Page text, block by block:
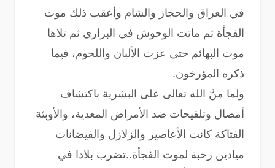
في العراق والحجاز والشام وأعقب ذلك موت
الفجأة ثم ماتت الوحوش في البراري ثم تلاها
موت البهائم حتى عزت الألبان واللحوم، فيما
ذكره المؤرخون.
ولما منَّ الله تعالى على البشرية باكتشاف
أمصال وتلقيحات ضد الأمراض المعدية، والأوبئة
الفتاكة كانت الأعاصير والزلازل والفيضانات
ميادين رحبة لموت الفجأة..تضرب بلادا في